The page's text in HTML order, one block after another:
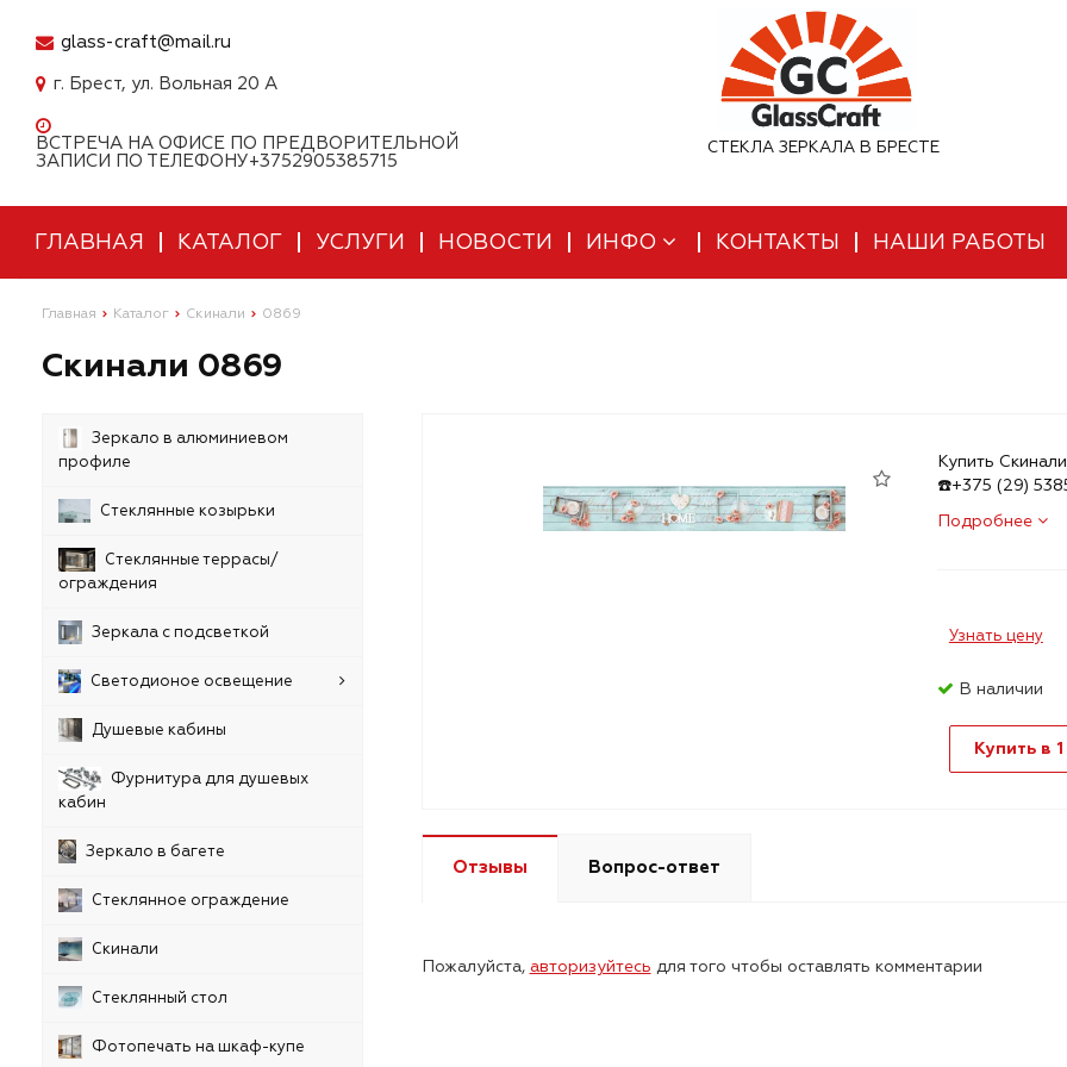
glass-craft@mail.ru
г. Брест, ул. Вольная 20 А
ВСТРЕЧА НА ОФИСЕ ПО ПРЕДВОРИТЕЛЬНОЙ
ЗАПИСИ ПО ТЕЛЕФОНУ+3752905385715
СТЕКЛА ЗЕРКАЛА В БРЕСТЕ
ГЛАВНАЯ КАТАЛОГ УСЛУГИ НОВОСТИ ИНФО КОНТАКТЫ НАШИ РАБОТЫ
Главная Каталог Скинали 0869
Скинали 0869
Зеркало в алюминиевом
профиле
Стеклянные козырьки
Стеклянные террасы/
ограждения
Зеркала с подсветкой
Светодионое освещение
Душевые кабины
Фурнитура для душевых
кабин
Зеркало в багете
Стеклянное ограждение
Скинали
Стеклянный стол
Фотопечать на шкаф-купе
Купить
☎️+375 (29)
Подробнее
Узнать цену
В наличии
Купить в
Отзывы Вопрос-ответ
Пожалуйста, авторизуйтесь для того чтобы оставлять комментарии